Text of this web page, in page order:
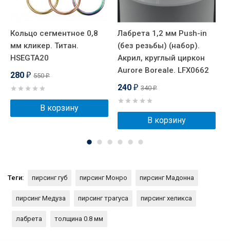
Кольцо сегментное 0,8
мм кликер. Титан.
HSEGTA20
280 ₽ 550₽
В корзину
Лабрета 1,2 мм Push-in
(без резьбы) (набор).
Акрил, круглый циркон
Aurore Boreale. LFX0662
240 ₽ 340₽
В корзину
Теги: пирсинг губ пирсинг Монро пирсинг Мадонна
пирсинг Медуза пирсинг трагуса пирсинг хеликса
лабрета толщина 0.8 мм